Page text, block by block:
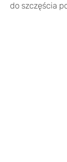
do szczęścia